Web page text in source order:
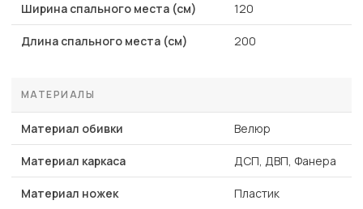
Ширина спального места (см) 120
Длина спального места (см) 200
МАТЕРИАЛЫ
Материал обивки Велюр
Материал каркаса ДСП, ДВП, Фанера
Материал ножек Пластик